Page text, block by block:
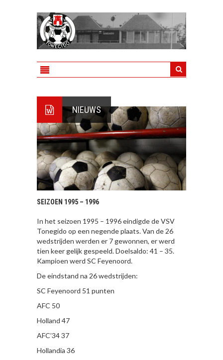
NIEUWS
SEIZOEN 1995 – 1996
In het seizoen 1995 – 1996 eindigde de VSV
Tonegido op een negende plaats. Van de 26
wedstrijden werden er 7 gewonnen, er werd
tien keer gelijk gespeeld. Doelsaldo: 41 – 35.
Kampioen werd SC Feyenoord.
De eindstand na 26 wedstrijden:
SC Feyenoord 51 punten
AFC 50
Holland 47
AFC’34 37
Hollandia 36